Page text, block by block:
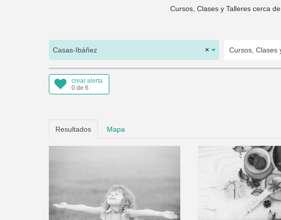
Cursos, Clases y Talleres cerca
×
Casas-Ibáñez
crear alerta
0 de 6
Resultados Mapa